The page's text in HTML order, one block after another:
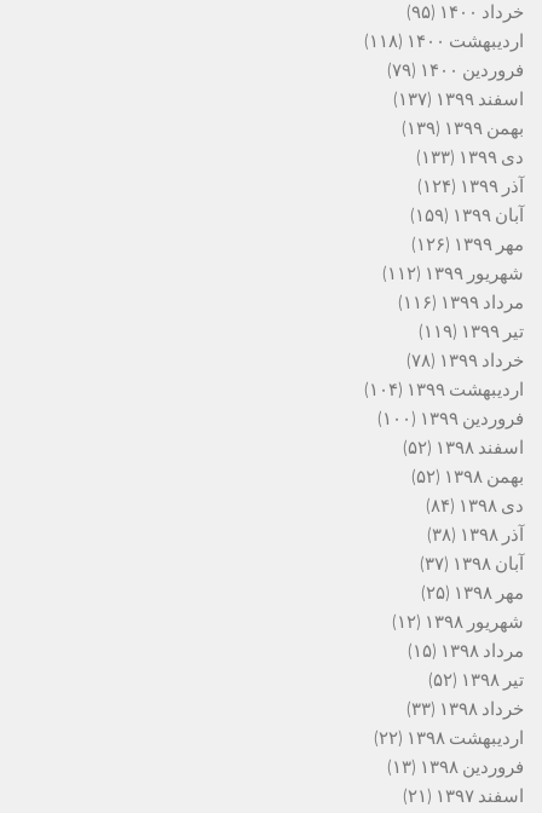
خرداد ۱۴۰۰
(۹۵)
اردیبهشت ۱۴۰۰
(۱۱۸)
فروردین ۱۴۰۰
(۷۹)
اسفند ۱۳۹۹
(۱۳۷)
بهمن ۱۳۹۹
(۱۳۹)
دی ۱۳۹۹
(۱۳۳)
آذر ۱۳۹۹
(۱۲۴)
آبان ۱۳۹۹
(۱۵۹)
مهر ۱۳۹۹
(۱۲۶)
شهریور ۱۳۹۹
(۱۱۲)
مرداد ۱۳۹۹
(۱۱۶)
تیر ۱۳۹۹
(۱۱۹)
خرداد ۱۳۹۹
(۷۸)
اردیبهشت ۱۳۹۹
(۱۰۴)
فروردین ۱۳۹۹
(۱۰۰)
اسفند ۱۳۹۸
(۵۲)
بهمن ۱۳۹۸
(۵۲)
دی ۱۳۹۸
(۸۴)
آذر ۱۳۹۸
(۳۸)
آبان ۱۳۹۸
(۳۷)
مهر ۱۳۹۸
(۲۵)
شهریور ۱۳۹۸
(۱۲)
مرداد ۱۳۹۸
(۱۵)
تیر ۱۳۹۸
(۵۲)
خرداد ۱۳۹۸
(۳۳)
اردیبهشت ۱۳۹۸
(۲۲)
فروردین ۱۳۹۸
(۱۳)
اسفند ۱۳۹۷
(۲۱)